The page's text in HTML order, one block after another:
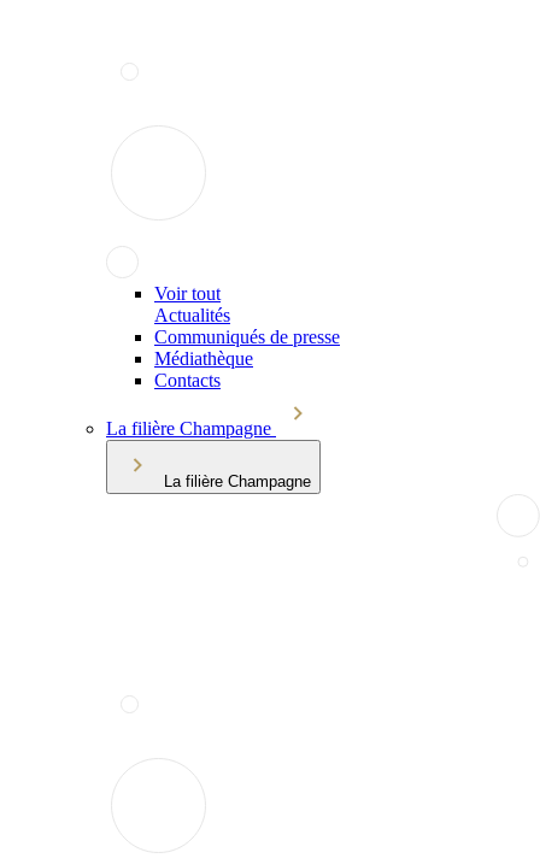
Voir tout
Actualités
Communiqués de presse
Médiathèque
Contacts
La filière Champagne
La filière Champagne